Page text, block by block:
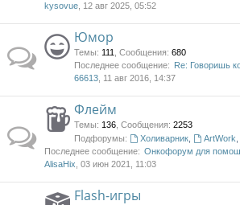
kysovue , 12 авг 2025, 05:52
Юмор
Темы: 111 Сообщения: 680
Последнее сообщение: Re: Говоришь
66613 , 11 авг 2016, 14:37
Флейм
Темы: 136 Сообщения: 2253
Подфорумы:
Холиварник, ArtWork
Последнее сообщение: Онкофорум для
AlisaHix , 03 июн 2021, 11:03
Flash-игры